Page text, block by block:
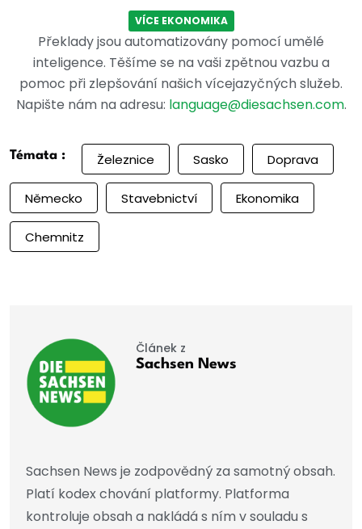
VÍCE EKONOMIKA
Překlady jsou automatizovány pomocí umělé
inteligence. Těšíme se na vaši zpětnou vazbu a
pomoc při zlepšování našich vícejazyčných služeb.
Napište nám na adresu: language@diesachsen.com.
Témata : Železnice Sasko Doprava
Německo Stavebnictví Ekonomika
Chemnitz
Článek z
Sachsen News
Sachsen News je zodpovědný za samotný obsah.
Platí kodex chování platformy. Platforma
kontroluje obsah a nakládá s ním v souladu s